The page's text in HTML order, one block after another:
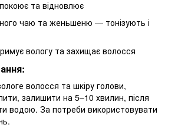
та відновлює
чаю та женьшеню — тонізують і
вологу та захищає волосся
волосся та шкіру голови,
залишити на 5–10 хвилин, після
водою. За потреби використовувати